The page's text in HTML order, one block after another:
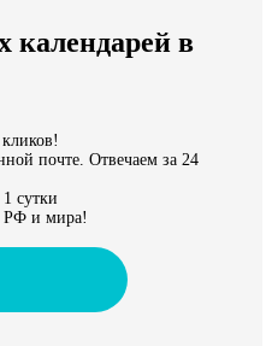
календарей в
почте. Отвечаем за 24
сутки
РФ и мира!